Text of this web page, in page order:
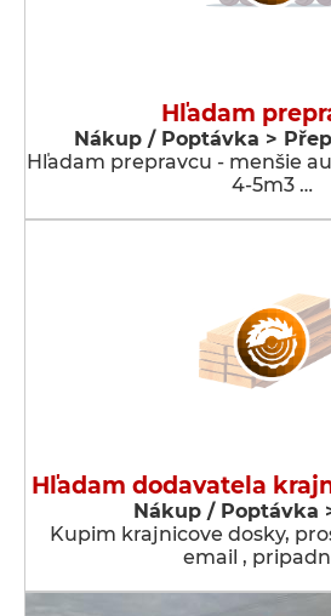
Hľadam
Nákup / Poptávka >
Hľadam prepravcu - menšie
4-5m3 …
Hľadam dodavatela
Nákup / Poptávka
Kupim krajnicove dosky,
email ,